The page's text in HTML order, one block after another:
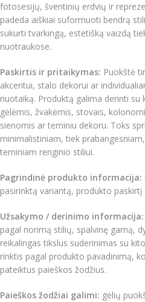
fotosesijų, šventinių erdvių ir
padeda aiškiai suformuoti bendrą
sukurti tvarkingą, estetišką vaizdą
nuotraukose.
Paskirtis ir pritaikymas: Puokštė
akcentui, stalo dekorui ar
nuotaiką. Produktą galima derinti su
gėlėmis, žvakėmis, stovais,
sienomis ar teminiu dekoru. Toks
minimalistiniam, tiek
teminiam renginio stiliui.
Pagrindinė produkto informacija:
pasirinktą variantą, produkto paskirtį
Užsakymo / derinimo informacija:
pagal norimą stilių, spalvinę gamą,
reikalingas tikslus suderinimas su
rinktis pagal produkto pavadinimą,
pateiktus paieškos žodžius.
Paieškos žodžiai galimi: gėlių